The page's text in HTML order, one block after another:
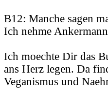
B12: Manche sagen
Ich nehme
Ich moechte Dir das
ans Herz legen. Da
Veganismus und